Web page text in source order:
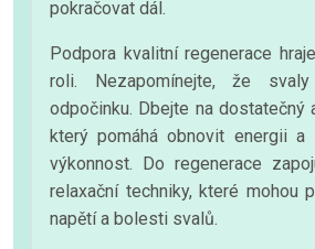
pokračovat dál.
Podpora kvalitní regenerace
roli. Nezapomínejte, že
odpočinku. Dbejte na dostatečný
který pomáhá obnovit energii a
výkonnost. Do regenerace
relaxační techniky, které mohou
napětí a bolesti svalů.